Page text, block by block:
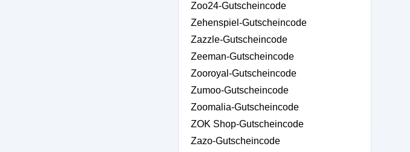
Zoo24-Gutscheincode
Zehenspiel-Gutscheincode
Zazzle-Gutscheincode
Zeeman-Gutscheincode
Zooroyal-Gutscheincode
Zumoo-Gutscheincode
Zoomalia-Gutscheincode
ZOK Shop-Gutscheincode
Zazo-Gutscheincode